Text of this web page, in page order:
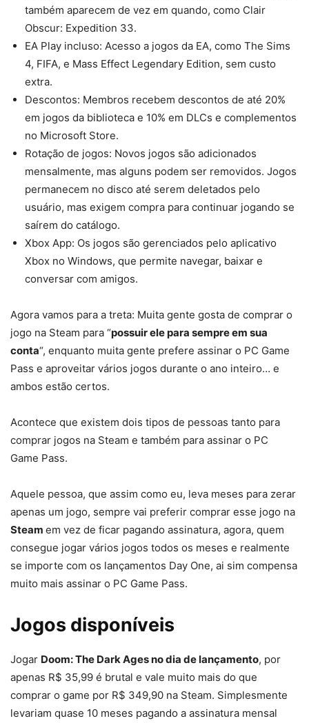
também aparecem de vez em quando, como Clair
Obscur: Expedition 33.
EA Play incluso: Acesso a jogos da EA, como The Sims
4, FIFA, e Mass Effect Legendary Edition, sem custo
extra.
Descontos: Membros recebem descontos de até 20%
em jogos da biblioteca e 10% em DLCs e complementos
no Microsoft Store.
Rotação de jogos: Novos jogos são adicionados
mensalmente, mas alguns podem ser removidos. Jogos
permanecem no disco até serem deletados pelo
usuário, mas exigem compra para continuar jogando se
saírem do catálogo.
Xbox App: Os jogos são gerenciados pelo aplicativo
Xbox no Windows, que permite navegar, baixar e
conversar com amigos.
Agora vamos para a treta: Muita gente gosta de comprar o
jogo na Steam para “possuir ele para sempre em sua
conta“, enquanto muita gente prefere assinar o PC Game
Pass e aproveitar vários jogos durante o ano inteiro… e
ambos estão certos.
Acontece que existem dois tipos de pessoas tanto para
comprar jogos na Steam e também para assinar o PC
Game Pass.
Aquele pessoa, que assim como eu, leva meses para zerar
apenas um jogo, sempre vai preferir comprar esse jogo na
Steam em vez de ficar pagando assinatura, agora, quem
consegue jogar vários jogos todos os meses e realmente
se importe com os lançamentos Day One, ai sim compensa
muito mais assinar o PC Game Pass.
Jogos disponíveis
Jogar Doom: The Dark Ages no dia de lançamento, por
apenas R$ 35,99 é brutal e vale muito mais do que
comprar o game por R$ 349,90 na Steam. Simplesmente
levariam quase 10 meses pagando a assinatura mensal